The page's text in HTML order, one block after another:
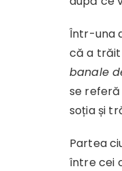
Într-una
că a
banale
se
soția și
Partea
între cei